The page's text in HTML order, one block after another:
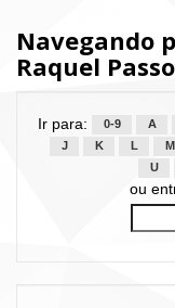
Navegando
Raquel
Ir para: 0-9 A
J
K L M
U
ou